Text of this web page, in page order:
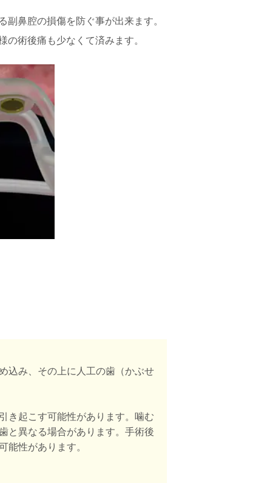
鼻腔の損傷を防ぐ事が出来ます。
術後痛も少なくて済みます。
込み、その上に人工の歯（かぶせ
き起こす可能性があります。
噛む
と異なる場合があります。 手術後
能性があります。